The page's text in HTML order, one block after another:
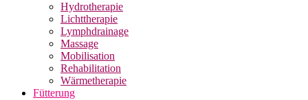
Hydrotherapie
Lichttherapie
Lymphdrainage
Massage
Mobilisation
Rehabilitation
Wärmetherapie
Fütterung